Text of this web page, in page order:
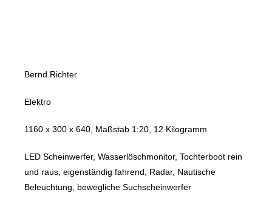
Bernd Richter
Elektro
1160 x 300 x 640, Maßstab 1:20, 12 Kilogramm
LED Scheinwerfer, Wasserlöschmonitor, Tochterboot rein
und raus, eigenständig fahrend, Radar, Nautische
Beleuchtung, bewegliche Suchscheinwerfer